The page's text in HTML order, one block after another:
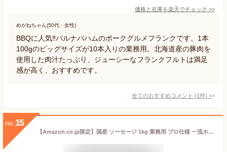
価格と在庫を楽天でチェック >>
めがねちゃん(50代・女性)
BBQに人気‼バルナバハムのポークグルメフランクです。1本
100gのビッグサイズが10本入りの業務用。北海道産の豚肉を
使用した肉汁たっぷり、ジューシーなフランクフルトは満足
感が高く、おすすめです。
全てのおすすめコメント (1件) >
no. 15
【Amazon.co.jp限定】国産 ソーセージ 1kg 業務用 プロ仕様 一流ホテルでも採用 フランク ウインナー ミニフランク(1kg)